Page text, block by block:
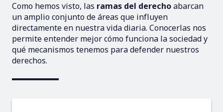
Como hemos visto, las ramas del derechoabarcan
un amplio conjunto de áreas que influyen
directamente en nuestra vida diaria. Conocerlas nos
permite entender mejor cómo funciona la sociedad y
qué mecanismos tenemos para defender nuestros
derechos.